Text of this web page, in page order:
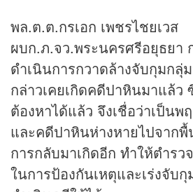
พล.ต.ต.กรเอก เพชรไชยเวส
ผบก.ภ.จว.พระนครศรีอยุธยา
ดำเนินการกวาดล้างจับกุมกลุ่
กล่าวเคยเกิดคดีปาหินมาแล้ว
ต้องหาได้แล้ว จึงเชื่อว่าเป็นพ
และคดีปาหินห่างหายไปจาก
การกลับมาเกิดอีก ทำให้ตำรว
ในการป้องกันเหตุและเร่งจับ